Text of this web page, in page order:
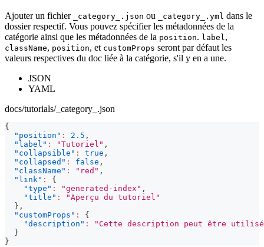
Ajouter un fichier _category_.json ou _category_.yml dans le
dossier respectif. Vous pouvez spécifier les métadonnées de la
catégorie ainsi que les métadonnées de la position. label,
className, position, et customProps seront par défaut les
valeurs respectives du doc liée à la catégorie, s'il y en a une.
JSON
YAML
docs/tutorials/_category_.json
{
"position" : 2.5 ,
"label" : "Tutoriel" ,
"collapsible" : true ,
"collapsed" : false ,
"className" : "red" ,
"link" :
{
"type" : "generated-index" ,
"title" :
"Aperçu du tutoriel"
} ,
"customProps" :
{
"description" :
"Cette description peut être
}
}